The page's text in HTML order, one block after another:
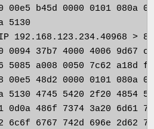
00e5 b45d 0000 0101
192.168.123.234.40968
37b7 4000 4006 9d67
a008 0050 7c62 a18d
48d2 0000 0101
4745 5420 2f20 4854
486f 7374 3a20 6d61
6767 742d 696e 2d62